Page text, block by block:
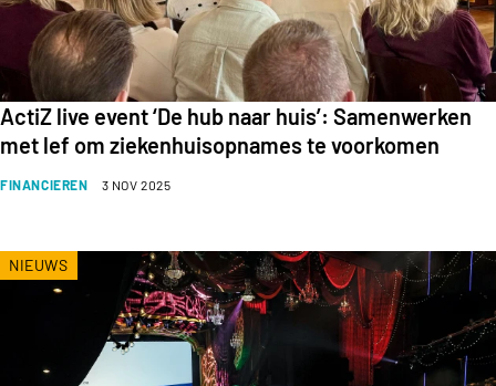
FINANCIEREN 3 NOV 2025
ActiZ live event ‘De hub naar huis’: Samenwerken
met lef om ziekenhuisopnames te voorkomen
NIEUWS